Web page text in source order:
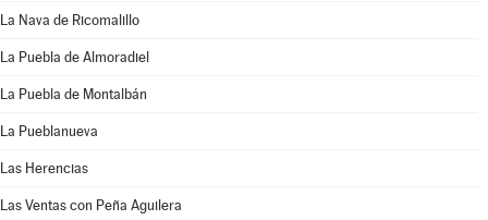
La Nava de Ricomalillo
La Puebla de Almoradiel
La Puebla de Montalbán
La Pueblanueva
Las Herencias
Las Ventas con Peña Aguilera